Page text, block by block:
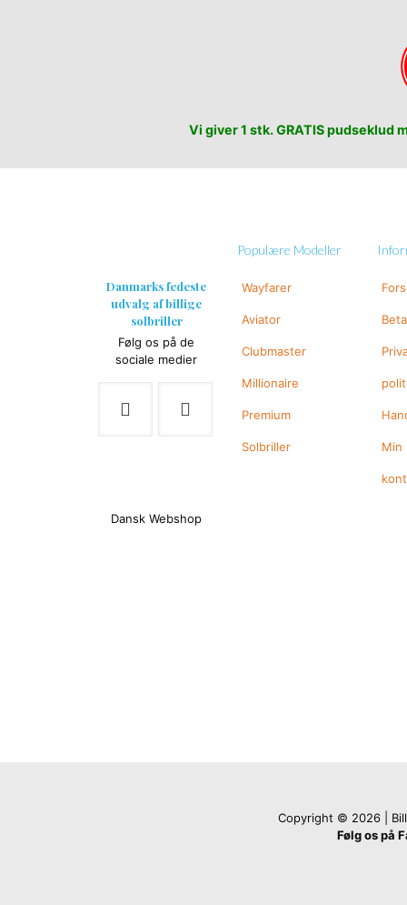
Vi giver 1 stk. GRATIS
Danmarks fedeste
udvalg af billige
solbriller
Følg os på de
sociale medier
Dansk Webshop
Populære Modeller
Wayfarer
Aviator
Clubmaster
Millionaire
Premium
Solbriller Min
Copyright © 2026 |
Følg os på